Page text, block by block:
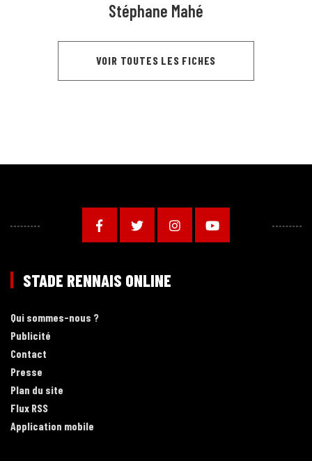
Stéphane Mahé
VOIR TOUTES LES FICHES
STADE RENNAIS ONLINE
Qui sommes-nous ?
Publicité
Contact
Presse
Plan du site
Flux RSS
Application mobile